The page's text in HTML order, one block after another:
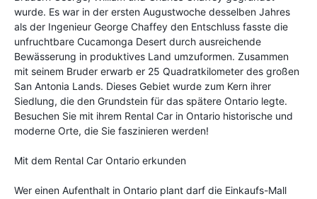
wurde. Es war in der ersten Augustwoche desselben Jahres
als der Ingenieur George Chaffey den Entschluss fasste die
unfruchtbare Cucamonga Desert durch ausreichende
Bewässerung in produktives Land umzuformen. Zusammen
mit seinem Bruder erwarb er 25 Quadratkilometer des großen
San Antonia Lands. Dieses Gebiet wurde zum Kern ihrer
Siedlung, die den Grundstein für das spätere Ontario legte.
Besuchen Sie mit ihrem Rental Car in Ontario historische und
moderne Orte, die Sie faszinieren werden!
Mit dem Rental Car Ontario erkunden
Wer einen Aufenthalt in Ontario plant darf die Einkaufs-Mall